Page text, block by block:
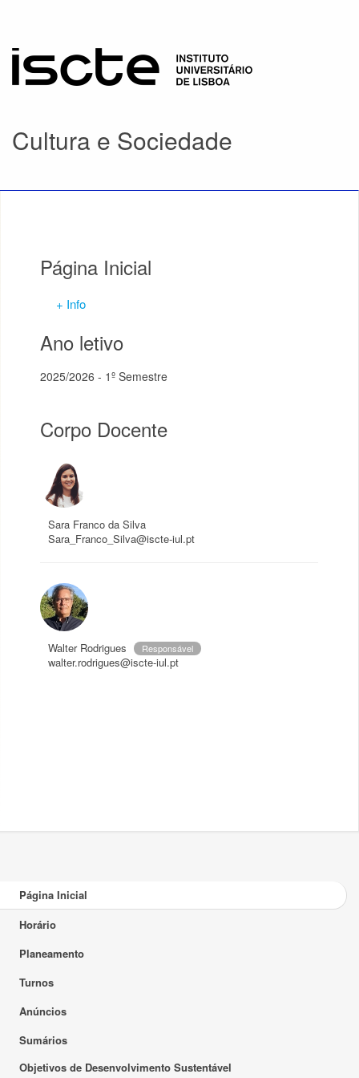
Cultura e Sociedade
Página Inicial
+ Info
Ano letivo
2025/2026 - 1º Semestre
Corpo Docente
Sara Franco da Silva
Sara_Franco_Silva@iscte-iul.pt
Walter Rodrigues Responsável
walter.rodrigues@iscte-iul.pt
Página Inicial
Horário
Planeamento
Turnos
Anúncios
Sumários
Objetivos de Desenvolvimento Sustentável